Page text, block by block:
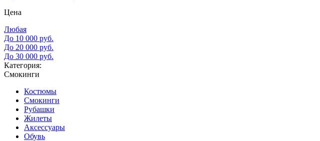
Цена
Любая
До 10 000 руб.
До 20 000 руб.
До 30 000 руб.
Категория:
Смокинги
Костюмы
Смокинги
Рубашки
Жилеты
Аксессуары
Обувь